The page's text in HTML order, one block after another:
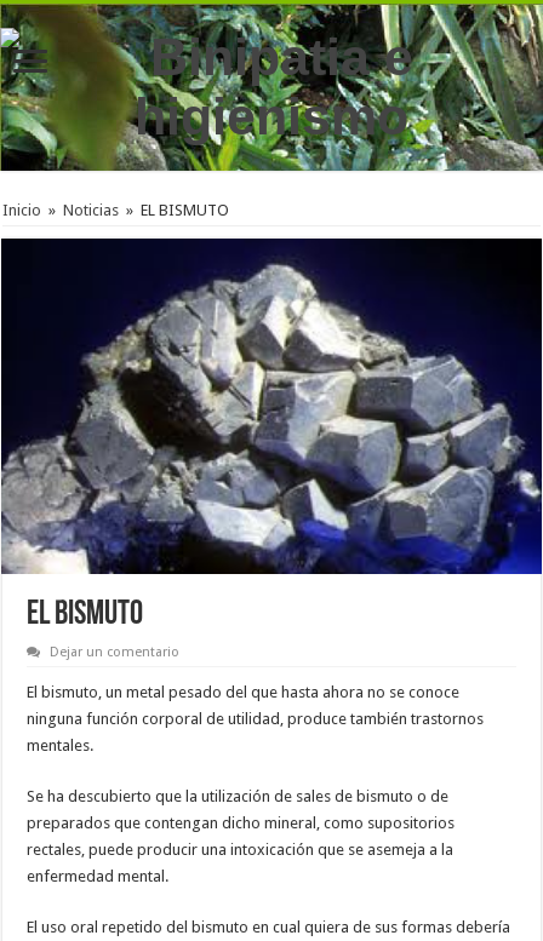
Inicio » Noticias » EL BISMUTO
EL BISMUTO
Dejar un comentario
El bismuto, un metal pesado del que hasta ahora no se conoce
ninguna función corporal de utilidad, produce también trastornos
mentales.
Se ha descubierto que la utilización de sales de bismuto o de
preparados que contengan dicho mineral, como supositorios
rectales, puede producir una intoxicación que se asemeja a la
enfermedad mental.
El uso oral repetido del bismuto en cual quiera de sus formas debería